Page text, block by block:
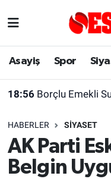
Asayiş Spor
18:56 Borçlu Emekli Su
HABERLER SIYASET
AK Parti
Belgin
Asayiş
Gündem
Türkiye
Yaşam
Eskişehirspor
Eskişehir Arşivi
Eskişehir
Süper Lig Puan
Tüm Manşetler